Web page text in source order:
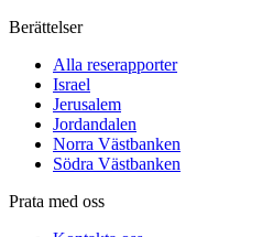
Berättelser
Alla reserapporter
Israel
Jerusalem
Jordandalen
Norra Västbanken
Södra Västbanken
Prata med oss